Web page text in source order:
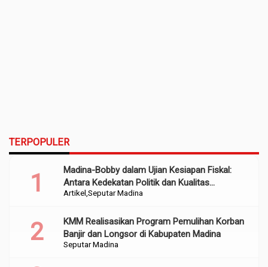
TERPOPULER
Artikel Seputar Madina
Madina-Bobby dalam Ujian Kesiapan Fiskal:
Antara Kedekatan Politik dan Kualitas
Perencanaan
Seputar Madina
KMM Realisasikan Program Pemulihan Korban
Banjir dan Longsor di Kabupaten Madina